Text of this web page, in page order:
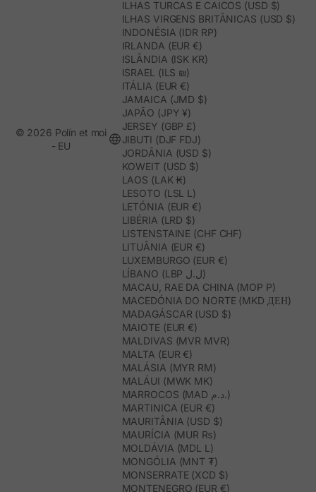
ILHAS TURCAS E CAICOS (USD $)
ILHAS VIRGENS BRITÂNICAS (USD $)
INDONÉSIA (IDR RP)
IRLANDA (EUR €)
ISLÂNDIA (ISK KR)
ISRAEL (ILS ₪)
ITÁLIA (EUR €)
JAMAICA (JMD $)
JAPÃO (JPY ¥)
JERSEY (GBP £)
JIBUTI (DJF FDJ)
JORDÂNIA (USD $)
KOWEIT (USD $)
LAOS (LAK ₭)
LESOTO (LSL L)
LETÓNIA (EUR €)
LIBÉRIA (LRD $)
LISTENSTAINE (CHF CHF)
LITUÂNIA (EUR €)
LUXEMBURGO (EUR €)
LÍBANO (LBP ل.ل)
MACAU, RAE DA CHINA (MOP P)
MACEDÓNIA DO NORTE (MKD ДЕН)
MADAGÁSCAR (USD $)
MAIOTE (EUR €)
MALDIVAS (MVR MVR)
MALTA (EUR €)
MALÁSIA (MYR RM)
MALÁUI (MWK MK)
MARROCOS (MAD د.م.)
MARTINICA (EUR €)
MAURITÂNIA (USD $)
MAURÍCIA (MUR ₨)
MOLDÁVIA (MDL L)
MONGÓLIA (MNT ₮)
MONSERRATE (XCD $)
MONTENEGRO (EUR €)
© 2026 Polín et moi
- EU